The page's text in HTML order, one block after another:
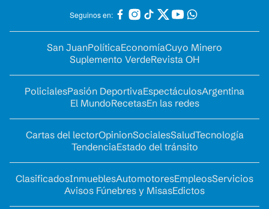
Seguinos en:
San JuanPolíticaEconomíaCuyo Minero
Suplemento VerdeRevista OH
PolicialesPasión DeportivaEspectáculosArgentina
El MundoRecetasEn las redes
Cartas del lectorOpinionSocialesSaludTecnología
TendenciaEstado del tránsito
ClasificadosInmueblesAutomotoresEmpleosServicios
Avisos Fúnebres y MisasEdictos